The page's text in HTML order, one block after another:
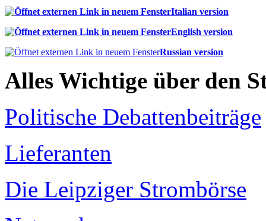
Italian version
English version
Russian version
Alles Wichtige über den
Politische Debattenbeiträge
Lieferanten
Die Leipziger Strombörse